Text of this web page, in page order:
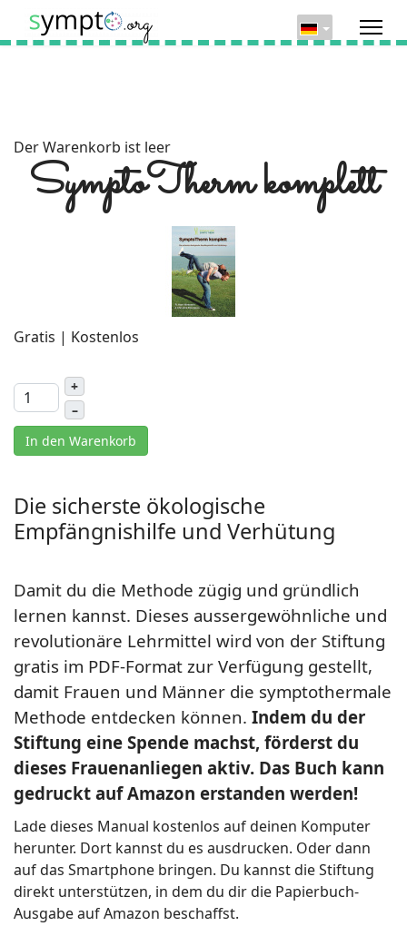
Der Warenkorb ist leer
SymptoTherm komplett
Gratis | Kostenlos
+
–
In den Warenkorb
Die sicherste ökologische
Empfängnishilfe und Verhütung
Damit du die Methode zügig und gründlich
lernen kannst. Dieses aussergewöhnliche und
revolutionäre Lehrmittel wird von der Stiftung
gratis im PDF-Format zur Verfügung gestellt,
damit Frauen und Männer die symptothermale
Methode entdecken können. Indem du der
Stiftung eine Spende machst, förderst du
dieses Frauenanliegen aktiv. Das Buch kann
gedruckt auf Amazon erstanden werden!
Lade dieses Manual kostenlos auf deinen Komputer
herunter. Dort kannst du es ausdrucken. Oder dann
auf das Smartphone bringen. Du kannst die Stiftung
direkt unterstützen, in dem du dir die Papierbuch-
Ausgabe auf Amazon beschaffst.